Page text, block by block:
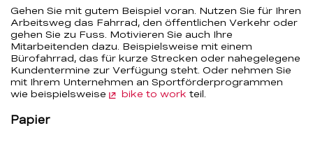
Gehen Sie mit gutem Beispiel voran. Nutzen Sie für Ihren
Arbeitsweg das Fahrrad, den öffentlichen Verkehr oder
gehen Sie zu Fuss. Motivieren Sie auch Ihre
Mitarbeitenden dazu. Beispielsweise mit einem
Bürofahrrad, das für kurze Strecken oder nahegelegene
Kundentermine zur Verfügung steht. Oder nehmen Sie
mit Ihrem Unternehmen an Sportförderprogrammen
wie beispielsweise
bike to work teil.
Papier